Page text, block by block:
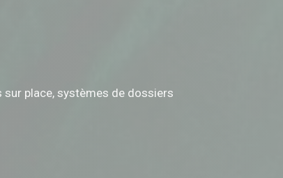
sur place, systèmes de dossiers